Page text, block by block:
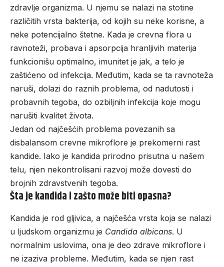
zdravlje organizma. U njemu se nalazi na stotine
različitih vrsta bakterija, od kojih su neke korisne, a
neke potencijalno štetne. Kada je crevna flora u
ravnoteži, probava i apsorpcija hranljivih materija
funkcionišu optimalno, imunitet je jak, a telo je
zaštićeno od infekcija. Međutim, kada se ta ravnoteža
naruši, dolazi do raznih problema, od nadutosti i
probavnih tegoba, do ozbiljnih infekcija koje mogu
narušiti kvalitet života.
Jedan od najčešćih problema povezanih sa
disbalansom crevne mikroflore je prekomerni rast
kandide. Iako je kandida prirodno prisutna u našem
telu, njen nekontrolisani razvoj može dovesti do
brojnih zdravstvenih tegoba.
Šta je kandida i zašto može biti opasna?
Kandida je rod gljivica, a najčešća vrsta koja se nalazi
u ljudskom organizmu je Candida albicans. U
normalnim uslovima, ona je deo zdrave mikroflore i
ne izaziva probleme. Međutim, kada se njen rast